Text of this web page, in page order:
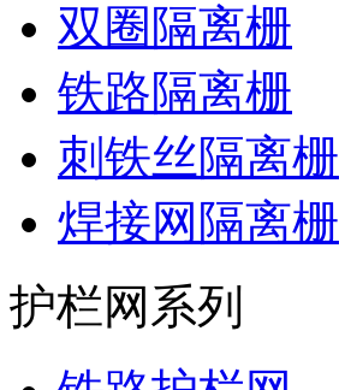
双圈隔离栅
铁路隔离栅
刺铁丝隔离栅
焊接网隔离栅
护栏网系列